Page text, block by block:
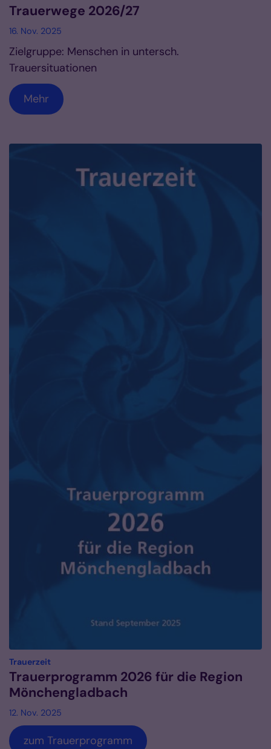
Trauerwege 2026/27
16. Nov. 2025
Zielgruppe: Menschen in untersch.
Trauersituationen
Mehr
Trauerzeit:
Trauerprogramm 2026 für die Region
Mönchengladbach
12. Nov. 2025
zum Trauerprogramm